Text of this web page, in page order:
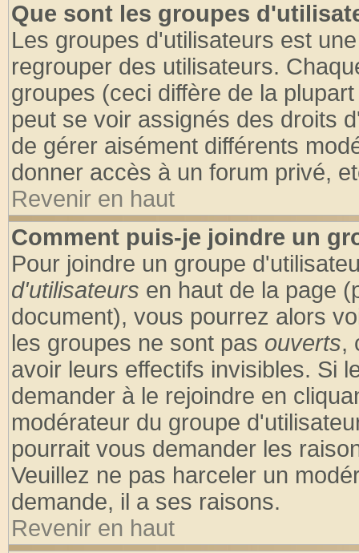
Que sont les groupes
Les groupes d'utilisateurs est
regrouper des utilisateurs.
groupes (ceci diffère de la
peut se voir assignés des droits
de gérer aisément différents
donner accès à un forum privé,
Revenir en haut
Comment puis-je joindre un
Pour joindre un groupe
d'utilisateurs en haut de la page
document), vous pourrez alors
les groupes ne sont pas ouverts,
avoir leurs effectifs invisibles. Si
demander à le rejoindre en
modérateur du groupe
pourrait vous demander les
Veuillez ne pas harceler un
demande, il a ses raisons.
Revenir en haut